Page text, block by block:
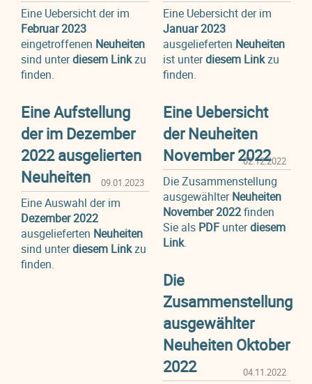
Eine Uebersicht der im
Februar 2023
eingetroffenen Neuheiten
sind unterdiesem Linkzu
finden.
Eine Uebersicht der im
Januar 2023
ausgelieferten Neuheiten
ist unterdiesem Linkzu
finden.
Eine Aufstellung
der im Dezember
2022 ausgelierten
Neuheiten
09.01.2023
Eine Auswahl der im
Dezember 2022
ausgelieferten Neuheiten
sind unterdiesem Linkzu
finden.
Eine Uebersicht
der Neuheiten
November 2022
02.12.2022
Die Zusammenstellung
ausgewählterNeuheiten
November 2022finden
Sie als PDFunterdiesem
Link.
Die
Zusammenstellung
ausgewählter
Neuheiten Oktober
2022
04.11.2022